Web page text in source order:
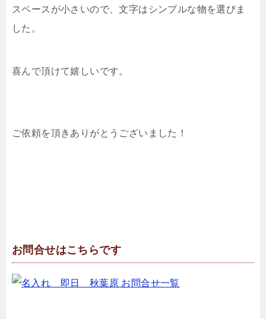
スペースが小さいので、文字はシンプルな物を選びま
した。
喜んで頂けて嬉しいです。
ご依頼を頂きありがとうございました！
お問合せはこちらです